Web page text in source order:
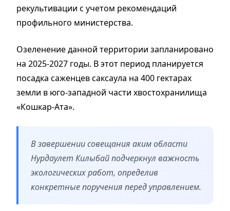
рекультивации с учетом рекомендаций
профильного министерства.
Озеленение данной территории запланировано
на 2025-2027 годы. В этот период планируется
посадка саженцев саксаула на 400 гектарах
земли в юго-западной части хвостохранилища
«Кошкар-Ата».
В завершении совещания аким области
Нурдаулет Килыбай подчеркнул важность
экологических работ, определив
конкретные поручения перед управлением.